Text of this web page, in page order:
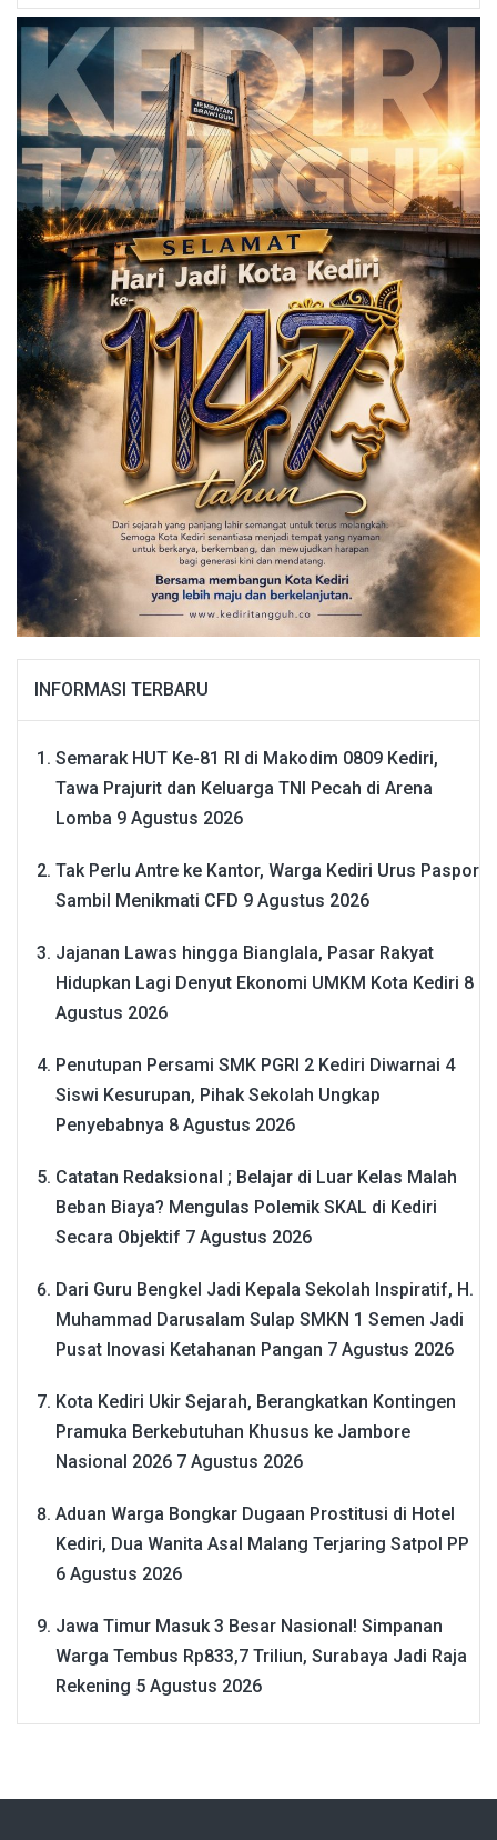
INFORMASI TERBARU
Semarak HUT Ke-81 RI di Makodim 0809 Kediri,
Tawa Prajurit dan Keluarga TNI Pecah di Arena
Lomba 9 Agustus 2026
Tak Perlu Antre ke Kantor, Warga Kediri Urus Paspor
Sambil Menikmati CFD 9 Agustus 2026
Jajanan Lawas hingga Bianglala, Pasar Rakyat
Hidupkan Lagi Denyut Ekonomi UMKM Kota Kediri 8
Agustus 2026
Penutupan Persami SMK PGRI 2 Kediri Diwarnai 4
Siswi Kesurupan, Pihak Sekolah Ungkap
Penyebabnya 8 Agustus 2026
Catatan Redaksional ; Belajar di Luar Kelas Malah
Beban Biaya? Mengulas Polemik SKAL di Kediri
Secara Objektif 7 Agustus 2026
Dari Guru Bengkel Jadi Kepala Sekolah Inspiratif, H.
Muhammad Darusalam Sulap SMKN 1 Semen Jadi
Pusat Inovasi Ketahanan Pangan 7 Agustus 2026
Kota Kediri Ukir Sejarah, Berangkatkan Kontingen
Pramuka Berkebutuhan Khusus ke Jambore
Nasional 2026 7 Agustus 2026
Aduan Warga Bongkar Dugaan Prostitusi di Hotel
Kediri, Dua Wanita Asal Malang Terjaring Satpol PP
6 Agustus 2026
Jawa Timur Masuk 3 Besar Nasional! Simpanan
Warga Tembus Rp833,7 Triliun, Surabaya Jadi Raja
Rekening 5 Agustus 2026